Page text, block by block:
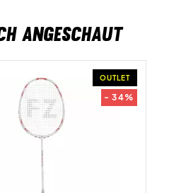
ANGESCHAUT
OUTLET
- 34%